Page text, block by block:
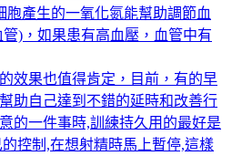
胞產生的一氧化氮能幫助調節血
)，如果患有高血壓，血管中有
效果也值得肯定，目前，有的早
助自己達到不錯的延時和改善行
的一件事時,訓練持久用的最好是
控制,在想射精時馬上暫停,這樣